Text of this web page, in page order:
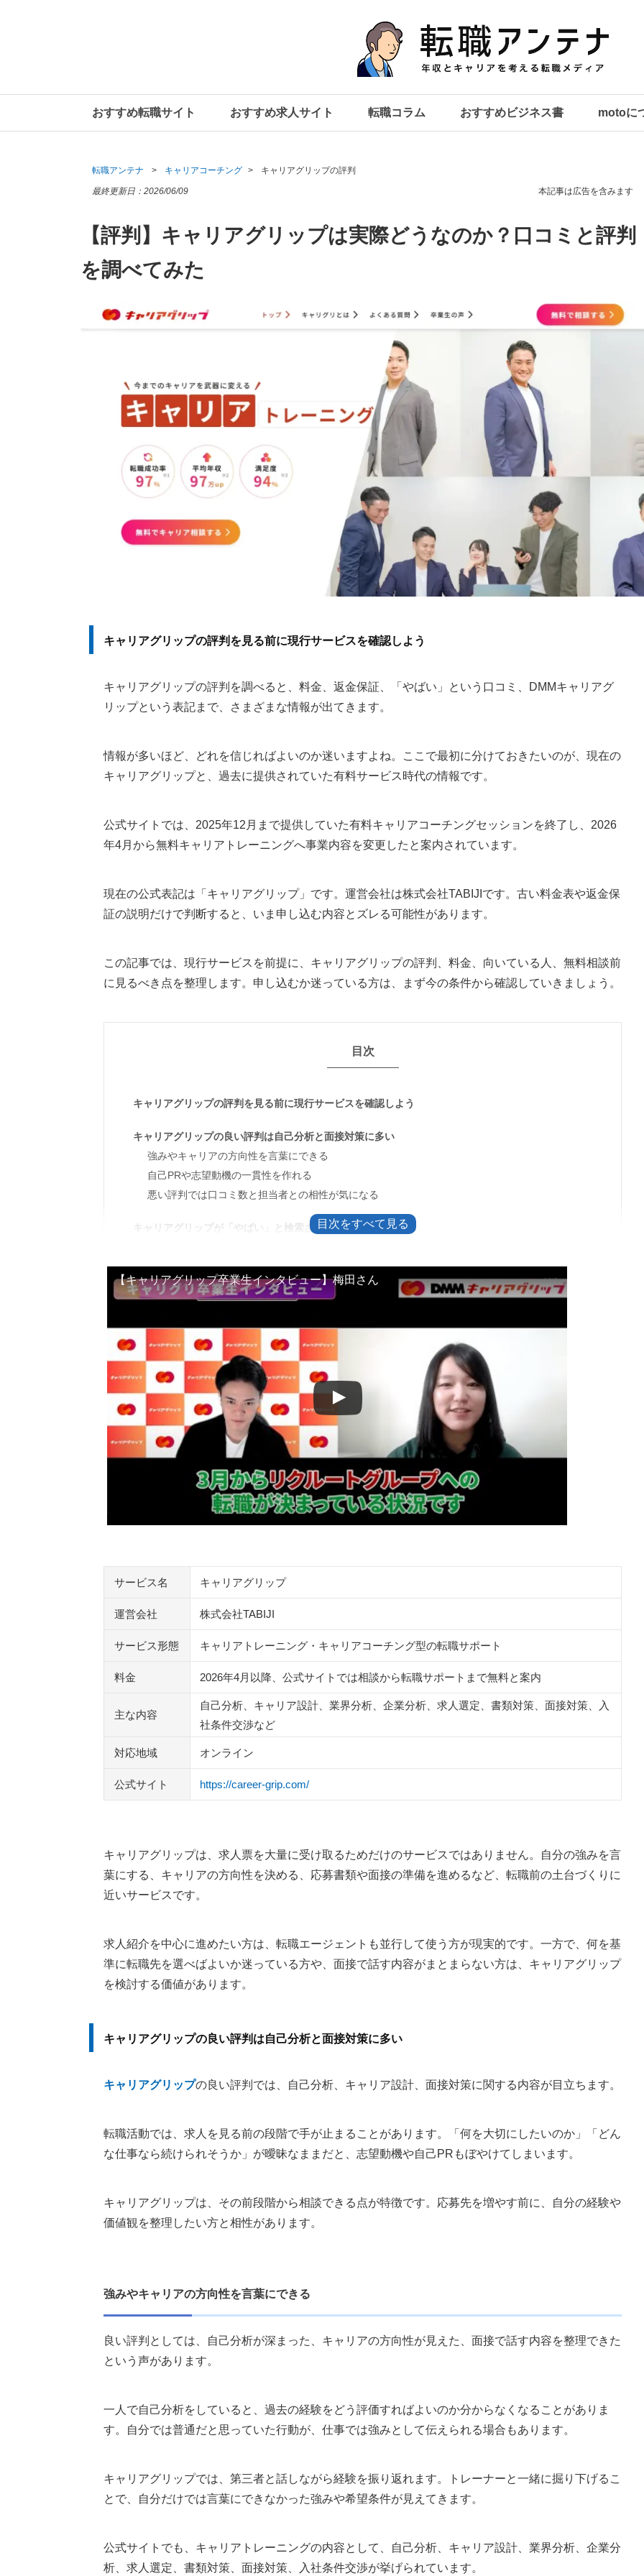
おすすめ転職サイト おすすめ求人サイト 転職コラム おすすめビジネス書 motoに
転職アンテナ キャリアコーチング キャリアグリップの評判
本記事は広告を含みます
最終更新日： 2026/06/09
【評判】キャリアグリップは実際どうなのか？口コミと評判
を調べてみた
キャリアグリップの評判を見る前に現行サービスを確認しよう
キャリアグリップの評判を調べると、料金、返金保証、「やばい」という口コミ、DMMキャリアグ
リップという表記まで、さまざまな情報が出てきます。
情報が多いほど、どれを信じればよいのか迷いますよね。ここで最初に分けておきたいのが、現在の
キャリアグリップと、過去に提供されていた有料サービス時代の情報です。
公式サイトでは、2025年12月まで提供していた有料キャリアコーチングセッションを終了し、2026
年4月から無料キャリアトレーニングへ事業内容を変更したと案内されています。
現在の公式表記は「キャリアグリップ」です。運営会社は株式会社TABIJIです。古い料金表や返金保
証の説明だけで判断すると、いま申し込む内容とズレる可能性があります。
この記事では、現行サービスを前提に、キャリアグリップの評判、料金、向いている人、無料相談前
に見るべき点を整理します。申し込むか迷っている方は、まず今の条件から確認していきましょう。
目次
キャリアグリップの評判を見る前に現行サービスを確認しよう
キャリアグリップの良い評判は自己分析と面接対策に多い
強みやキャリアの方向性を言葉にできる
自己PRや志望動機の一貫性を作れる
悪い評判では口コミ数と担当者との相性が気になる
キャリアグリップが「やばい」と検索される理由
平崎さんや過去の対談情報は参考情報として見る
口コミは公式URLと運営会社名まで確認する
旧有料コースの料金口コミだけで判断しない
返金保証は旧有料コース時代の情報として扱う
無料でもサポート範囲は事前に聞いておく
転職エージェントとの違いは求人紹介の前段階を支える点
キャリアグリップが向いている人
40代や女性も相談目的を絞っておく
キャリアグリップが向かない人
無料相談の前に確認しておきたい7つのポイント
ミートキャリア
キャリート
doda X キャリアコーチング
ライフシフトラボ
mento（メント）
キャリアアップコーチング
キャリアステージ
【キャリアグリップ卒業生インタビュー】梅田さん
サービス名 キャリアグリップ
運営会社 株式会社TABIJI
サービス形態 キャリアトレーニング・キャリアコーチング型の転職サポート
料金 2026年4月以降、公式サイトでは相談から転職サポートまで無料と案内
主な内容
自己分析、キャリア設計、業界分析、企業分析、求人選定、書類対策、面接対策、入
社条件交渉など
対応地域 オンライン
公式サイト https://career-grip.com/
キャリアグリップは、求人票を大量に受け取るためだけのサービスではありません。自分の強みを言
葉にする、キャリアの方向性を決める、応募書類や面接の準備を進めるなど、転職前の土台づくりに
近いサービスです。
求人紹介を中心に進めたい方は、転職エージェントも並行して使う方が現実的です。一方で、何を基
準に転職先を選べばよいか迷っている方や、面接で話す内容がまとまらない方は、キャリアグリップ
を検討する価値があります。
キャリアグリップの良い評判は自己分析と面接対策に多い
キャリアグリップの良い評判では、自己分析、キャリア設計、面接対策に関する内容が目立ちます。
転職活動では、求人を見る前の段階で手が止まることがあります。「何を大切にしたいのか」「どん
な仕事なら続けられそうか」が曖昧なままだと、志望動機や自己PRもぼやけてしまいます。
キャリアグリップは、その前段階から相談できる点が特徴です。応募先を増やす前に、自分の経験や
価値観を整理したい方と相性があります。
強みやキャリアの方向性を言葉にできる
良い評判としては、自己分析が深まった、キャリアの方向性が見えた、面接で話す内容を整理できた
という声があります。
一人で自己分析をしていると、過去の経験をどう評価すればよいのか分からなくなることがありま
す。自分では普通だと思っていた行動が、仕事では強みとして伝えられる場合もあります。
キャリアグリップでは、第三者と話しながら経験を振り返れます。トレーナーと一緒に掘り下げるこ
とで、自分だけでは言葉にできなかった強みや希望条件が見えてきます。
公式サイトでも、キャリアトレーニングの内容として、自己分析、キャリア設計、業界分析、企業分
析、求人選定、書類対策、面接対策、入社条件交渉が挙げられています。